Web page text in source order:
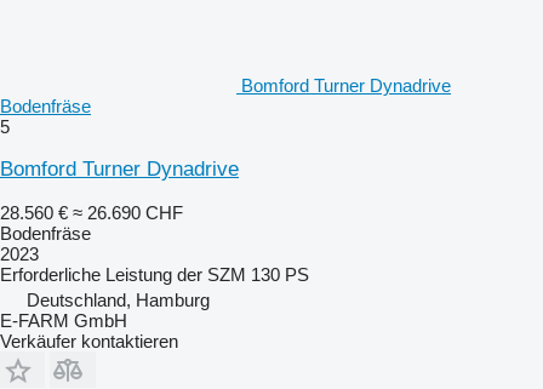
Bomford Turner Dynadrive
Bodenfräse
5
Bomford Turner Dynadrive
28.560 € ≈ 26.690 CHF
Bodenfräse
2023
Erforderliche Leistung der SZM 130 PS
Deutschland, Hamburg
E-FARM GmbH
Verkäufer kontaktieren